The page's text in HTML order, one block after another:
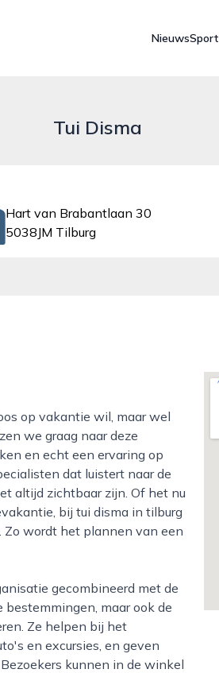
NieuwsSport
Tui Disma
Hart van Brabantlaan 30
5038JM Tilburg
we graag naar deze
en echt een ervaring op
dat luistert naar de
altijd zichtbaar zijn. Of het nu
bij tui disma in tilburg
wordt het plannen van een
maar ook de
Ze helpen bij het
en excursies, en geven
kunnen in de winkel